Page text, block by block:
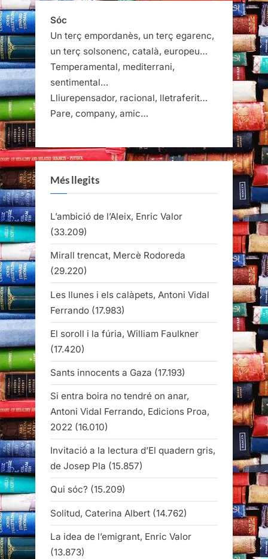
Sóc
Un terç empordanès, un terç egarenc,
un terç solsonenc, català, europeu…
Temperamental, mediterrani,
sentimental…
Lliurepensador, racional, lletraferit…
Pare, company, amic…
Més llegits
L’ambició de l’Aleix, Enric Valor
(33.209)
Mirall trencat, Mercè Rodoreda
(29.220)
Les llunes i els calàpets, Antoni Vidal
Ferrando (17.983)
El soroll i la fúria, William Faulkner
(17.420)
Sants innocents a Gaza (17.193)
Si entra boira no tendré on anar,
Antoni Vidal Ferrando, Edicions Proa,
2022 (16.010)
Invitació a la lectura d’El quadern gris,
de Josep Pla (15.857)
Qui sóc? (15.209)
Solitud, Caterina Albert (14.762)
La idea de l’emigrant, Enric Valor
(13.873)